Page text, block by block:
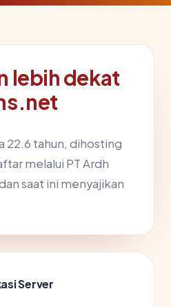
lebih dekat
22.6 tahun, dihosting
melalui PT Ardh
saat ini menyajikan
Server